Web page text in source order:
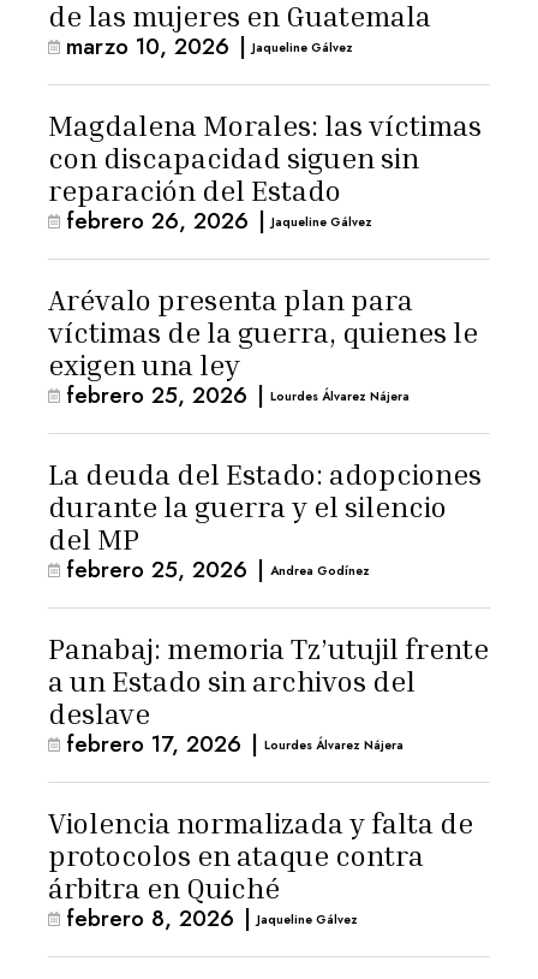
de las mujeres en Guatemala
marzo 10, 2026 | Jaqueline Gálvez
Magdalena Morales: las víctimas
con discapacidad siguen sin
reparación del Estado
febrero 26, 2026 | Jaqueline Gálvez
Arévalo presenta plan para
víctimas de la guerra, quienes le
exigen una ley
febrero 25, 2026 | Lourdes Álvarez Nájera
La deuda del Estado: adopciones
durante la guerra y el silencio
del MP
febrero 25, 2026 | Andrea Godínez
Panabaj: memoria Tz’utujil frente
a un Estado sin archivos del
deslave
febrero 17, 2026 | Lourdes Álvarez Nájera
Violencia normalizada y falta de
protocolos en ataque contra
árbitra en Quiché
febrero 8, 2026 | Jaqueline Gálvez